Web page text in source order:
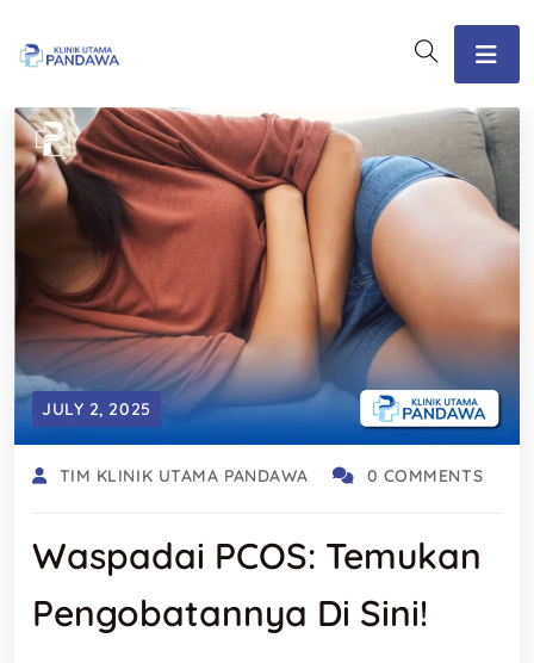
JULY 2, 2025
TIM KLINIK UTAMA PANDAWA 0 COMMENTS
Waspadai PCOS: Temukan
Pengobatannya Di Sini!